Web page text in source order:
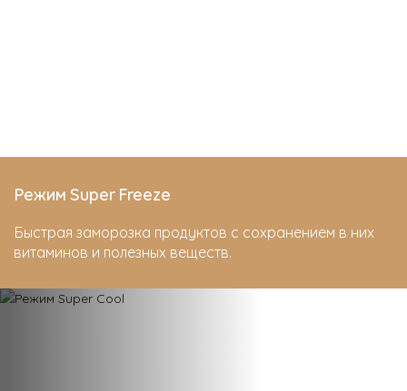
Режим Super Freeze
Быстрая заморозка продуктов с сохранением в них
витаминов и полезных веществ.